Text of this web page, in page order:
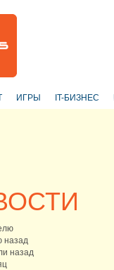
ИГРЫ IT-БИЗНЕС
назад
назад